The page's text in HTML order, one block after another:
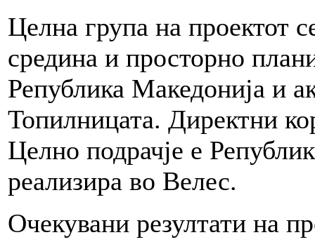
Целна група на проектот
средина и просторно
Република Македонија и
Топилницата. Директни
Целно подрачје е
реализира во Велес.
Очекувани резултати на